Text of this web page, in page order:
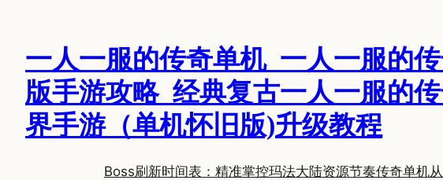
一人一服的传奇单机_一人一服的
版手游攻略_经典复古一人一服的
界手游（单机怀旧版)升级教程
Boss刷新时间表：精准掌控玛法大陆资源节奏传奇单机